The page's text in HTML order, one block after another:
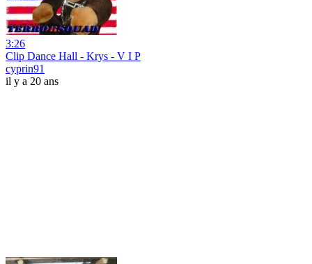
3:26
Clip Dance Hall - Krys - V I P
cyprin91
il y a 20 ans